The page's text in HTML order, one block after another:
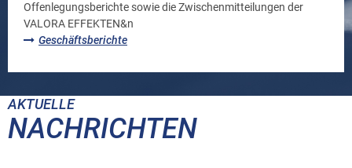
Offenlegungsberichte sowie die Zwischenmitteilungen der
VALORA EFFEKTEN&n
Geschäftsberichte
AKTUELLE
NACHRICHTEN